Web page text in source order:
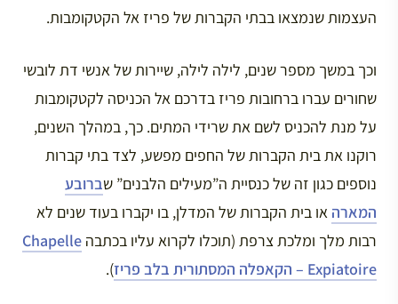
העצמות שנמצאו בבתי הקברות של פריז אל הקטקומבות.
וכך במשך מספר שנים, לילה לילה, שיירות של אנשי דת לובשי
שחורים עברו ברחובות פריז בדרכם אל הכניסה לקטקומבות
על מנת להכניס לשם את שרידי המתים. כך, במהלך השנים,
רוקנו את בית הקברות של החפים מפשע, לצד בתי קברות
נוספים כגון זה של כנסיית ה”מעילים הלבנים” שברובע
המארה או בית הקברות של המדלן, בו יקברו בעוד שנים לא
רבות מלך ומלכת צרפת (תוכלו לקרוא עליו בכתבה Chapelle
Expiatoire – הקאפלה המסתורית בלב פריז
).